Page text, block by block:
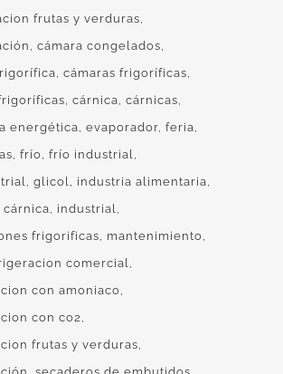
frutas y verduras
cámara congelados
cámaras frigoríficas
cárnica cárnicas
energética evaporador feria
frío frío industrial
glicol
industria alimentaria
cárnica
industrial
frigorificas
mantenimiento
comercial
con amoniaco
con co2
frutas y verduras